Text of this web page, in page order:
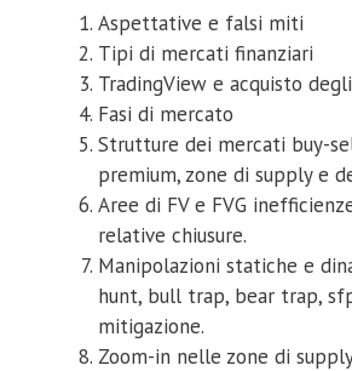
Aspettative e falsi miti
Tipi di mercati finanziari
TradingView e acquisto
Fasi di mercato
Strutture dei mercati buy-
premium, zone di supply e
Aree di FV e FVG
relative chiusure.
Manipolazioni statiche e
hunt, bull trap, bear trap,
mitigazione.
Zoom-in nelle zone di